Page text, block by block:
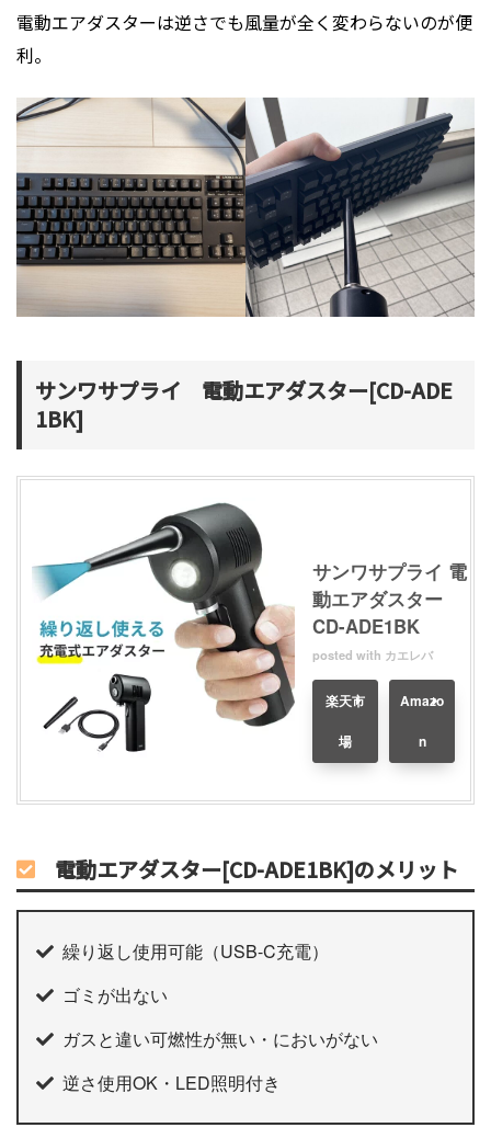
電動エアダスターは逆さでも風量が全く変わらないのが便
利。
サンワサプライ 電動エアダスター[CD-ADE
1BK]
サンワサプライ 電
動エアダスター
CD-ADE1BK
posted with カエレバ
楽天市
場
Amazo
n
電動エアダスター[CD-ADE1BK]のメリット
繰り返し使用可能（USB-C充電）
ゴミが出ない
ガスと違い可燃性が無い・においがない
逆さ使用OK・LED照明付き